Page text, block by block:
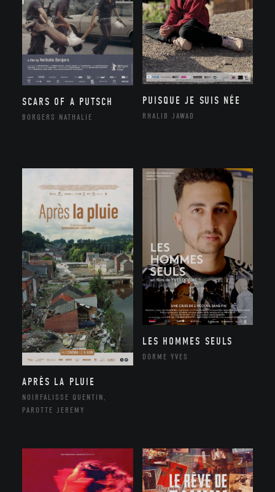
SCARS OF A PUTSCH
BORGERS NATHALIE
PUISQUE JE SUIS NÉE
RHALIB JAWAD
APRÈS LA PLUIE
NOIRFALISSE QUENTIN,
PAROTTE JEREMY
LES HOMMES SEULS
DORME YVES